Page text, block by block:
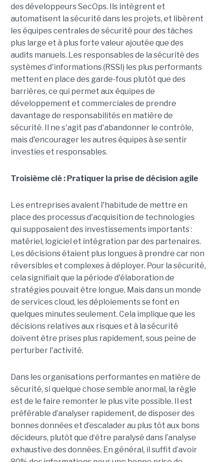
des développeurs SecOps. Ils intègrent et
automatisent la sécurité dans les projets, et libèrent
les équipes centrales de sécurité pour des tâches
plus large et à plus forte valeur ajoutée que des
audits manuels. Les responsables de la sécurité des
systèmes d'informations (RSSI) les plus performants
mettent en place des garde-fous plutôt que des
barrières, ce qui permet aux équipes de
développement et commerciales de prendre
davantage de responsabilités en matière de
sécurité. Il ne s'agit pas d'abandonner le contrôle,
mais d'encourager les autres équipes à se sentir
investies et responsables.
Troisième clé : Pratiquer la prise de décision agile
Les entreprises avaient l'habitude de mettre en
place des processus d'acquisition de technologies
qui supposaient des investissements importants :
matériel, logiciel et intégration par des partenaires.
Les décisions étaient plus longues à prendre car non
réversibles et complexes à déployer. Pour la sécurité,
cela signifiait que la période d'élaboration de
stratégies pouvait être longue. Mais dans un monde
de services cloud, les déploiements se font en
quelques minutes seulement. Cela implique que les
décisions relatives aux risques et à la sécurité
doivent être prises plus rapidement, sous peine de
perturber l'activité.
Dans les organisations performantes en matière de
sécurité, si quelque chose semble anormal, la règle
est de le faire remonter le plus vite possible. Il est
préférable d’analyser rapidement, de disposer des
bonnes données et d’escalader au plus tôt aux bons
décideurs, plutôt que d‘être paralysé dans l’analyse
exhaustive des données. En général, il suffit d’avoir